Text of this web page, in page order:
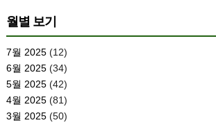
월별 보기
7월 2025(12)
6월 2025(34)
5월 2025(42)
4월 2025(81)
3월 2025(50)